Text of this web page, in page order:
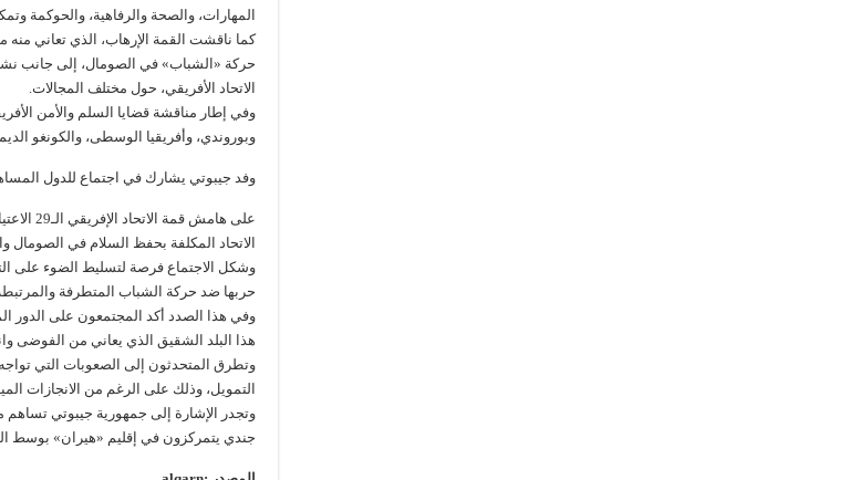
المهارات، والصحة والرفاهية، والحوكمة
كما ناقشت القمة الإرهاب، الذي تعاني منه
حركة «الشباب» في الصومال، إلى جانب نشر
الاتحاد الأفريقي، حول مختلف المجالات.
وفي إطار مناقشة قضايا السلم والأمن
وبوروندي، وأفريقيا الوسطى، والكونغو
وفد جيبوتي يشارك في اجتماع للدول
على
الاتحاد المكلفة بحفظ السلام في الصومال
وشكل الاجتماع فرصة لتسليط الضوء على
حربها ضد حركة الشباب المتطرفة
وفي هذا الصدد أكد المجتمعون على الدور
هذا البلد الشقيق الذي يعاني من الفوضى
وتطرق المتحدثون إلى الصعوبات التي
التمويل، وذلك على الرغم من الانجازات
جندي يتمركزون في إقليم «هيران» بوسط